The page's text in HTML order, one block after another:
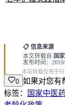
📋 信息来源
本文转载自 国
发布时间：2019/
本站转载仅用于
0 如果对您有
标签：
国家中医